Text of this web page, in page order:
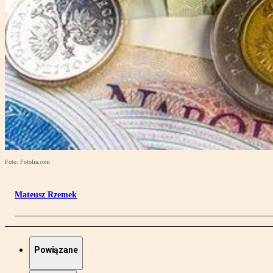
Foto: Fotolia.com
Mateusz Rzemek
Powiązane